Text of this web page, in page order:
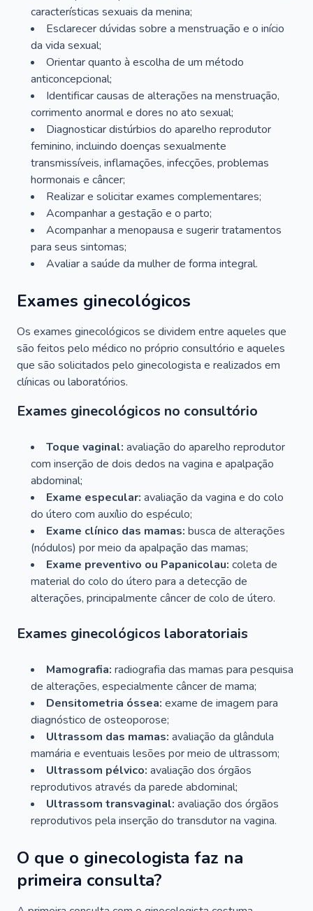
características sexuais da menina;
Esclarecer dúvidas sobre a menstruação e o início
da vida sexual;
Orientar quanto à escolha de um método
anticoncepcional;
Identificar causas de alterações na menstruação,
corrimento anormal e dores no ato sexual;
Diagnosticar distúrbios do aparelho reprodutor
feminino, incluindo doenças sexualmente
transmissíveis, inflamações, infecções, problemas
hormonais e câncer;
Realizar e solicitar exames complementares;
Acompanhar a gestação e o parto;
Acompanhar a menopausa e sugerir tratamentos
para seus sintomas;
Avaliar a saúde da mulher de forma integral.
Exames ginecológicos
Os exames ginecológicos se dividem entre aqueles que
são feitos pelo médico no próprio consultório e aqueles
que são solicitados pelo ginecologista e realizados em
clínicas ou laboratórios.
Exames ginecológicos no consultório
Toque vaginal: avaliação do aparelho reprodutor
com inserção de dois dedos na vagina e apalpação
abdominal;
Exame especular: avaliação da vagina e do colo
do útero com auxílio do espéculo;
Exame clínico das mamas: busca de alterações
(nódulos) por meio da apalpação das mamas;
Exame preventivo ou Papanicolau: coleta de
material do colo do útero para a detecção de
alterações, principalmente câncer de colo de útero.
Exames ginecológicos laboratoriais
Mamografia: radiografia das mamas para pesquisa
de alterações, especialmente câncer de mama;
Densitometria óssea: exame de imagem para
diagnóstico de osteoporose;
Ultrassom das mamas: avaliação da glândula
mamária e eventuais lesões por meio de ultrassom;
Ultrassom pélvico: avaliação dos órgãos
reprodutivos através da parede abdominal;
Ultrassom transvaginal: avaliação dos órgãos
reprodutivos pela inserção do transdutor na vagina.
O que o ginecologista faz na
primeira consulta?